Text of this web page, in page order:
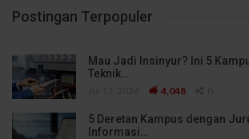
Postingan Terpopuler
Mau Jadi Insinyur? Ini 5
Teknik…
4,048
5 Deretan Kampus dengan
Informasi…